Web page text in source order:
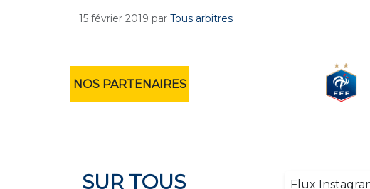
15 février 2019 par Tous arbitres
NOS PARTENAIRES
SUR TOUS
Flux